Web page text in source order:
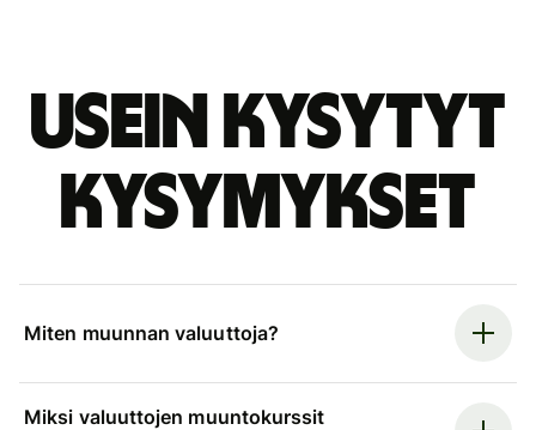
Usein kysytyt
kysymykset
Miten muunnan valuuttoja?
Miksi valuuttojen muuntokurssit